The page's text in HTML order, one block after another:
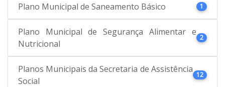
Plano Municipal de Saneamento Básico 1
Plano Municipal de Segurança Alimentar e
Nutricional
2
Planos Municipais da Secretaria de Assistência
Social
12